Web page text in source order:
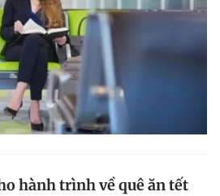
hành trình về quê ăn tết